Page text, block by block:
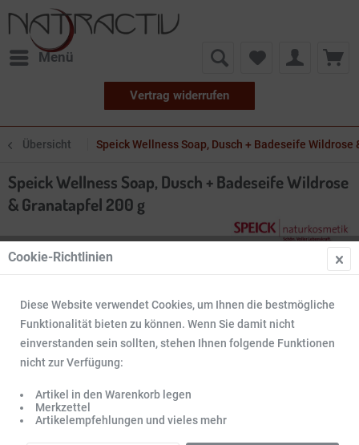
Menü
Vertrag widerrufen
Übersicht Speick Wellness Soap, Dusch + Badeseife Wildrose
Speick Wellness Soap, Dusch + Badeseife Wildrose
& Granatapfel 200 g
Cookie-Richtlinien
Diese Website verwendet Cookies, um Ihnen die bestmögliche
Funktionalität bieten zu können. Wenn Sie damit nicht
einverstanden sein sollten, stehen Ihnen folgende Funktionen
nicht zur Verfügung:
Artikel in den Warenkorb legen
Merkzettel
Artikelempfehlungen und vieles mehr